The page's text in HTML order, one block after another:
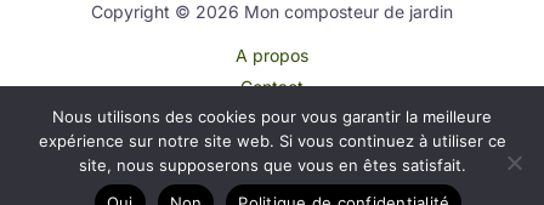
Copyright © 2026 Mon composteur de jardin
A propos
Contact
Plan du site
Mentions légales
Politique de confidentialité
Nous utilisons des cookies pour vous garantir la meilleure
expérience sur notre site web. Si vous continuez à utiliser ce
site, nous supposerons que vous en êtes satisfait.